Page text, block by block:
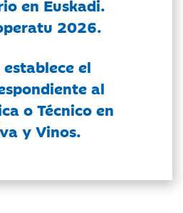
en Euskadi.
2026.
establece el
al
o Técnico en
y Vinos.